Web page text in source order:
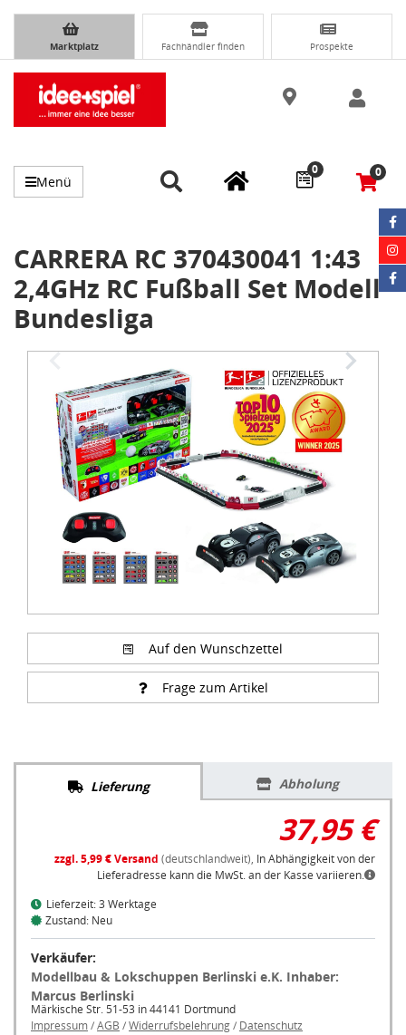
Marktplatz Fachhändler finden Prospekte
Menü
0 0
CARRERA RC 370430041 1:43
2,4GHz RC Fußball Set Modell
Bundesliga
Auf den Wunschzettel
Frage zum Artikel
Lieferung Abholung
37,95 €
zzgl. 5,99 € Versand (deutschlandweit), In Abhängigkeit von der
Lieferadresse kann die MwSt. an der Kasse variieren.
Lieferzeit: 3 Werktage
Zustand: Neu
Verkäufer:
Modellbau & Lokschuppen Berlinski e.K. Inhaber:
Marcus Berlinski
Märkische Str. 51-53 in 44141 Dortmund
Impressum/AGB /Widerrufsbelehrung/ Datenschutz